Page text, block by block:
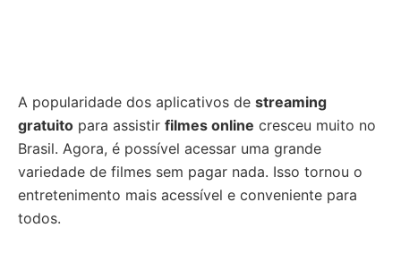
A popularidade dos aplicativos de streaming
gratuito para assistir filmes online cresceu muito no
Brasil. Agora, é possível acessar uma grande
variedade de filmes sem pagar nada. Isso tornou o
entretenimento mais acessível e conveniente para
todos.